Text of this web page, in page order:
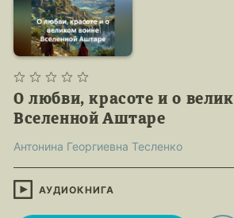
О любви, красоте и о
Вселенной Аштаре
Антонина Георгиевна Тесленко
АУДИОКНИГА